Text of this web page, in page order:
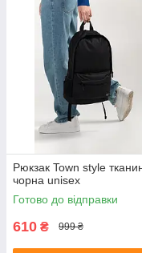
Рюкзак Town style
чорна unisex
Готово до відправки
610 ₴ 999 ₴